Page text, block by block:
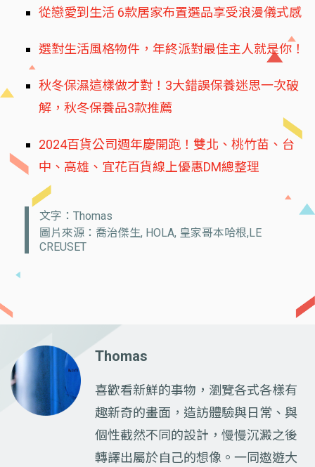
從戀愛到生活 6款居家布置選品享受浪漫儀式感
選對生活風格物件，年終派對最佳主人就是你！
秋冬保濕這樣做才對！3大錯誤保養迷思一次破
解，秋冬保養品3款推薦
2024百貨公司週年慶開跑！雙北、桃竹苗、台
中、高雄、宜花百貨線上優惠DM總整理
文字：Thomas
圖片來源：喬治傑生, HOLA, 皇家哥本哈根,LE
CREUSET
Thomas
喜歡看新鮮的事物，瀏覽各式各樣有
趣新奇的畫面，造訪體驗與日常、與
個性截然不同的設計，慢慢沉澱之後
轉譯出屬於自己的想像。一同遨遊大